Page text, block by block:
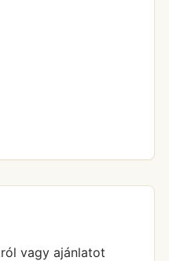
vagy ajánlatot